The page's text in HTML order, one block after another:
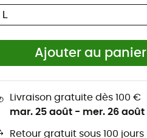
Ajouter au panier
Livraison gratuite dès 100 €
mar. 25 août - mer. 26 août
Retour gratuit sous 100 jours